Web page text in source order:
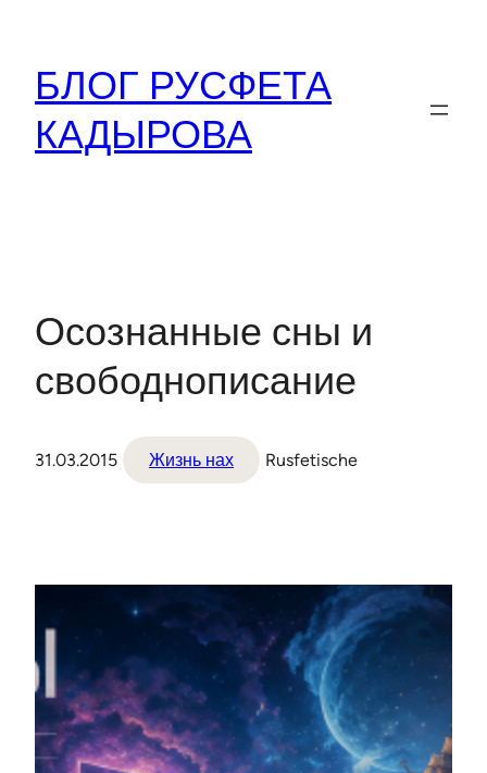
содержимому
БЛОГ РУСФЕТА
КАДЫРОВА
Осознанные сны и
свободнописание
31.03.2015 Жизнь нах Rusfetische